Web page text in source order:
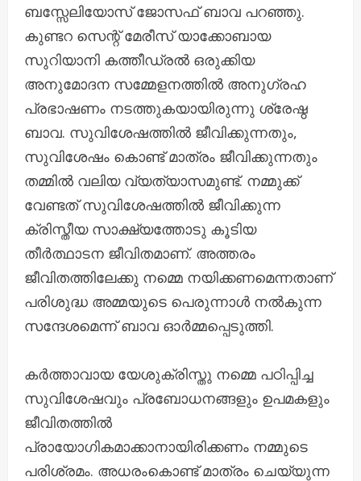
ബസ്സേലിയോസ് ജോസഫ് ബാവ പറഞ്ഞു.
കുണ്ടറ സെന്റ് മേരീസ് യാക്കോബായ
സുറിയാനി കത്തീഡ്രൽ ഒരുക്കിയ
അനുമോദന സമ്മേളനത്തിൽ അനുഗ്രഹ
പ്രഭാഷണം നടത്തുകയായിരുന്നു ശ്രേഷ്ഠ
ബാവ. സുവിശേഷത്തിൽ ജീവിക്കുന്നതും,
സുവിശേഷം കൊണ്ട് മാത്രം ജീവിക്കുന്നതും
തമ്മിൽ വലിയ വ്യത്യാസമുണ്ട്. നമ്മുക്ക്
വേണ്ടത് സുവിശേഷത്തിൽ ജീവിക്കുന്ന
ക്രിസ്തീയ സാക്ഷ്യത്തോടു കൂടിയ
തീർത്ഥാടന ജീവിതമാണ്. അത്തരം
ജീവിതത്തിലേക്കു നമ്മെ നയിക്കണമെന്നതാണ്
പരിശുദ്ധ അമ്മയുടെ പെരുന്നാൾ നൽകുന്ന
സന്ദേശമെന്ന് ബാവ ഓർമ്മപ്പെടുത്തി.
കർത്താവായ യേശുക്രിസ്തു നമ്മെ പഠിപ്പിച്ച
സുവിശേഷവും പ്രബോധനങ്ങളും ഉപമകളും
ജീവിതത്തിൽ
പ്രായോഗികമാക്കാനായിരിക്കണം നമ്മുടെ
പരിശ്രമം. അധരംകൊണ്ട് മാത്രം ചെയ്യുന്ന